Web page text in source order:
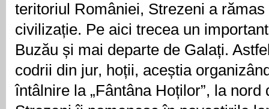
teritoriul României, Strezeni a
civilizație. Pe aici trecea un
Buzău și mai departe de Galați.
codrii din jur, hoții, aceștia
întâlnire la „Fântâna Hoților”, la